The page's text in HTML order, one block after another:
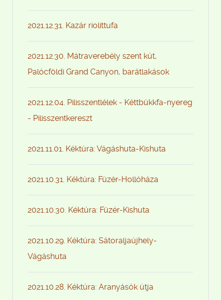
2021.12.31. Kazár riolittufa
2021.12.30. Mátraverebély szent kút,
Palócföldi Grand Canyon, barátlakások
2021.12.04. Pilisszentlélek - Kéttbükkfa-nyereg
- Pilisszentkereszt
2021.11.01. Kéktúra: Vágáshuta-Kishuta
2021.10.31. Kéktúra: Füzér-Hollóháza
2021.10.30. Kéktúra: Füzér-Kishuta
2021.10.29. Kéktúra: Sátoraljaújhely-
Vágáshuta
2021.10.28. Kéktúra: Aranyásók útja